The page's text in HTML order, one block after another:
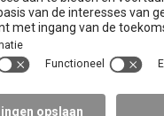
trainingen